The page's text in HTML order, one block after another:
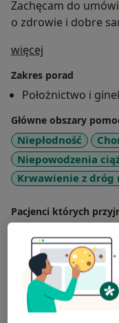
Zachęcam do
o zdrowie i dobre
więcej
Zakres porad
Położnictwo i
Główne obszary
Niepłodność
Niepowodzenia
Krwawienie z dróg
Pacjenci których
Rodzaje konsultacji
Stacjonarne
Zdjęcia i filmy